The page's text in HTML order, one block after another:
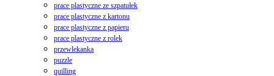
prace plastyczne ze szpatułek
prace plastyczne z kartonu
prace plastyczne z papieru
prace plastyczne z rolek
przewlekanka
puzzle
quilling